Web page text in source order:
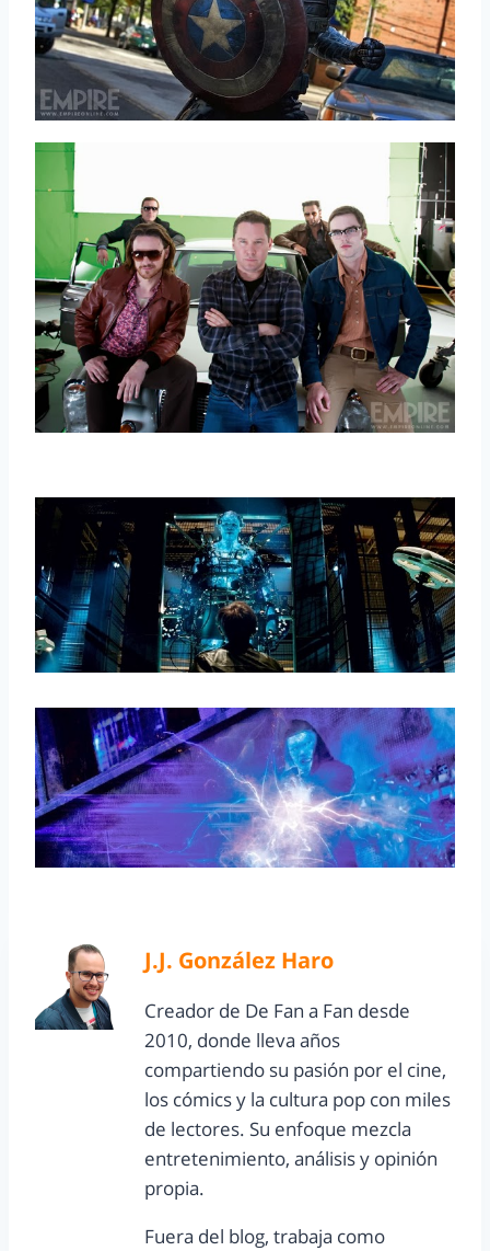
J.J. González Haro
Creador de De Fan a Fan desde
2010, donde lleva años
compartiendo su pasión por el cine,
los cómics y la cultura pop con miles
de lectores. Su enfoque mezcla
entretenimiento, análisis y opinión
propia.
Fuera del blog, trabaja como